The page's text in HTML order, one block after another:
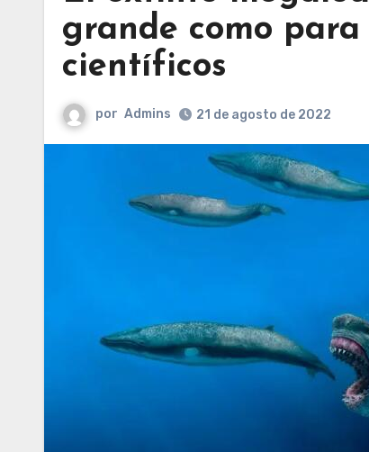
grande como para
científicos
por Admins 21 de agosto de 2022